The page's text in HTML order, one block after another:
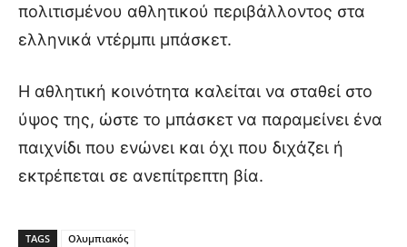
πολιτισμένου αθλητικού περιβάλλοντος στα
ελληνικά ντέρμπι μπάσκετ.
Η αθλητική κοινότητα καλείται να σταθεί στο
ύψος της, ώστε το μπάσκετ να παραμείνει ένα
παιχνίδι που ενώνει και όχι που διχάζει ή
εκτρέπεται σε ανεπίτρεπτη βία.
TAGS Ολυμπιακός